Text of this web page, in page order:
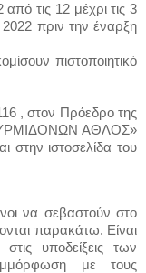
τις 12 μέχρι τις 3
πριν την έναρξη
πιστοποιητικό
, στον Πρόεδρο της
ΑΘΛΟΣ»
στην ιστοσελίδα του
να σεβαστούν στο
παρακάτω. Είναι
υποδείξεις των
με τους